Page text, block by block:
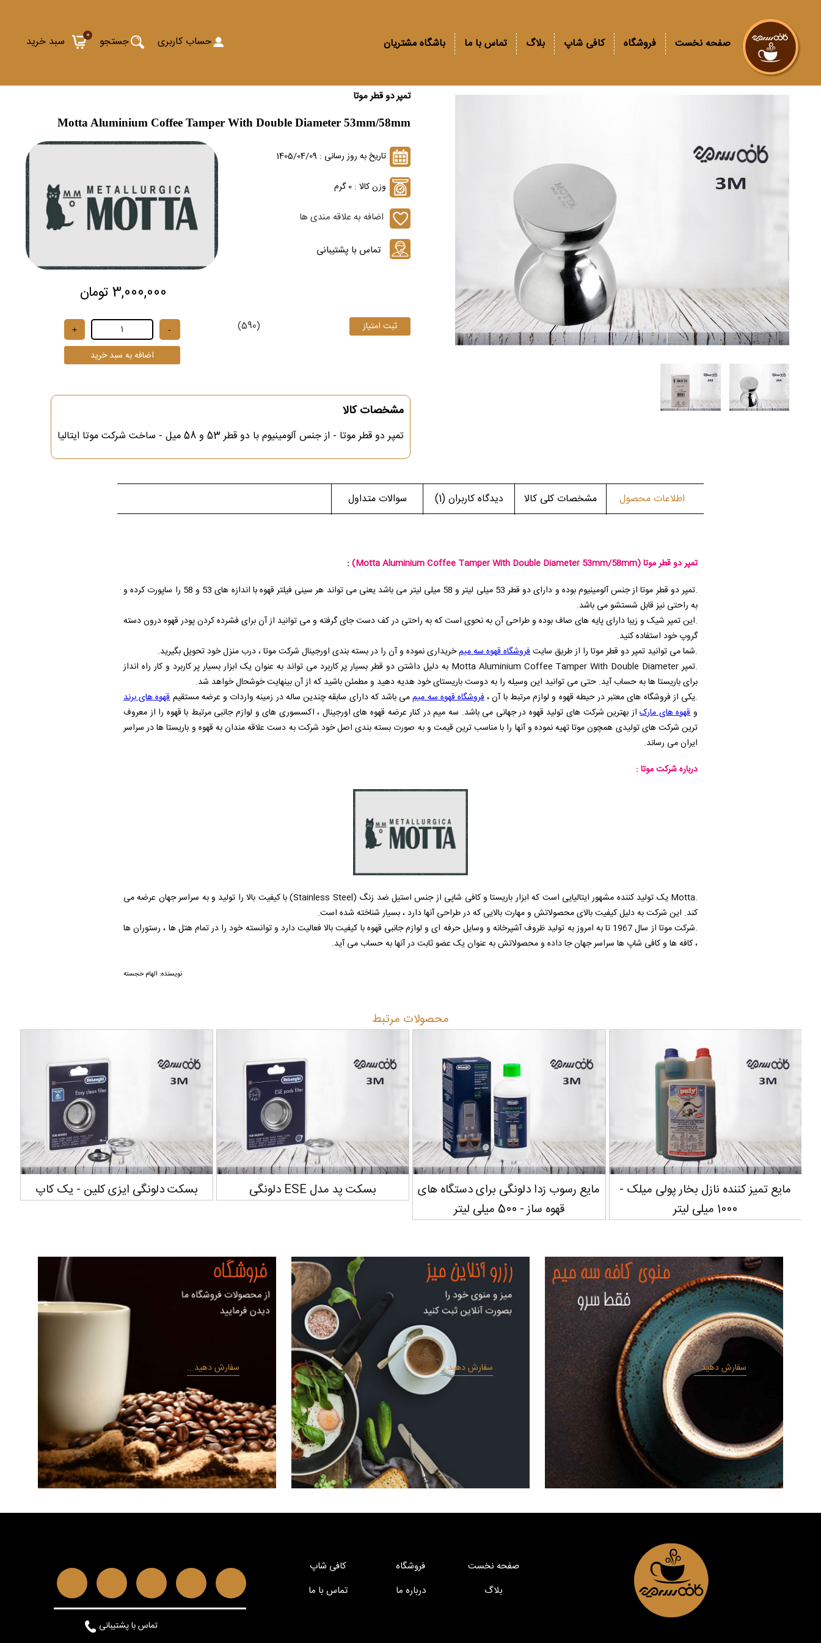
صفحه نخست فروشگاه کافی شاپ بلاگ تماس با ما باشگاه مشتریان
0 سبد خرید جستجو حساب کاربری
تماس با پشتیبانی
تمپر دو قطر موتا
Motta Aluminium Coffee Tamper With Double Diameter 53mm/58mm
3,000,000 تومان
تاریخ به روز رسانی : 1405/04/09
وزن کالا : 0 گرم
اضافه به علاقه مندی ها
(590)
مشخصات کالا
تمپر دو قطر موتا - از جنس آلومینیوم با دو قطر 53 و 58 میل - ساخت شرکت موتا ایتالیا
اطلاعات محصول مشخصات کلی کالا دیدگاه کاربران(1) سوالات متداول
تمپر دو قطر موتا(Motta Aluminium Coffee Tamper With Double Diameter 53mm/58mm)
:
.تمپر دو قطر موتا از جنس آلومینیوم بوده و دارای دو قطر 53 میلی لیتر و 58 میلی لیتر می باشد یعنی می تواند هر سینی فیلتر قهوه با اندازه های 53 و 58 را ساپورت کرده و
به راحتی نیز قابل شستشو می باشد.
.این تمپر شیک و زیبا دارای پایه های صاف بوده و طراحی آن به نحوی است که به راحتی در کف دست جای گرفته و می توانید از آن برای فشرده کردن پودر قهوه درون دسته
گروپ خود استفاده کنید.
.شما می توانید تمپر دو قطر موتا را از طریق سایتفروشگاه قهوه سه میمخریداری نموده و آن را در بسته بندی اورجینال شرکت موتا ، درب منزل خود تحویل بگیرید.
.تمپر Motta Aluminium Coffee Tamper With Double Diameter به دلیل داشتن دو قطر بسیار پر کاربرد می تواند به عنوان یک ابزار بسیار پر کاربرد و کار راه انداز
برای باریستا ها به حساب آید. حتی می توانید این وسیله را به دوست باریستای خود هدیه دهید و مطمئن باشید که از آن بینهایت خوشحال خواهد شد.
.یکی از فروشگاه های معتبر در حیطه قهوه و لوازم مرتبط با آن ،فروشگاه قهوه سه میممی باشد که دارای سابقه چندین ساله در زمینه واردات و عرضه مستقیمقهوه های برند
وقهوه های مارکاز بهترین شرکت های تولید قهوه در جهانی می باشد. سه میم در کنار عرضه قهوه های اورجینال ، اکسسوری های و لوازم جانبی مرتبط با قهوه را از معروف
ترین شرکت های تولیدی همچون موتا تهیه نموده و آنها را با مناسب ترین قیمت و به صورت بسته بندی اصل خود شرکت به دست علاقه مندان به قهوه و باریستا ها در سراسر
ایران می رساند.
درباره شرکت موتا :
.
Motta یک تولید کننده مشهور ایتالیایی است که ابزار باریستا و کافی شاپی از جنس استیل ضد زنگ (Stainless Steel)با کیفیت بالا را تولید و به سراسر جهان عرضه می
کند. این شرکت به دلیل کیفیت بالای محصولاتش و مهارت بالایی که در طراحی آنها دارد ، بسیار شناخته شده است.
.شرکت موتا از سال 1967 تا به امروز به تولید ظروف آشپرخانه و وسایل حرفه ای و لوازم جانبی قهوه با کیفیت بالا فعالیت دارد و توانسته خود را در تمام هتل ها ، رستوران ها
، کافه ها و کافی شاپ ها سراسر جهان جا داده و محصولاتش به عنوان یک عضو ثابت در آنها به حساب می آید.
نویسنده: الهام خجسته
محصولات مرتبط
بخار پولی میلک -
مایع رسوب زدا دلونگی برای دستگاه های
قهوه ساز - 500 میلی لیتر
بسکت پد مدل ESE دلونگی بسکت دلونگی ایزی کلین - یک کاپ
فلاسک دو منظوره استنلی
سفارش دهید... سفارش دهید... سفارش دهید...
صفحه نخست فروشگاه
کافی شاپ
بلاگ
درباره ما تماس با ما